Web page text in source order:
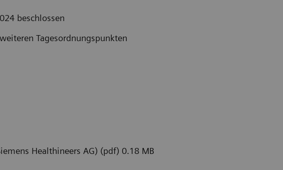
beschlossen
Tagesordnungspunkten
Healthineers AG) (pdf) 0.18 MB